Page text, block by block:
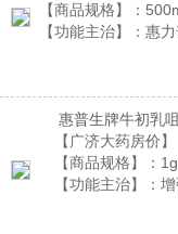
【商品规格】：
【功能主治】： 惠力
惠普生牌牛初乳
【广济大药房价】
【商品规格】：
【功能主治】： 增